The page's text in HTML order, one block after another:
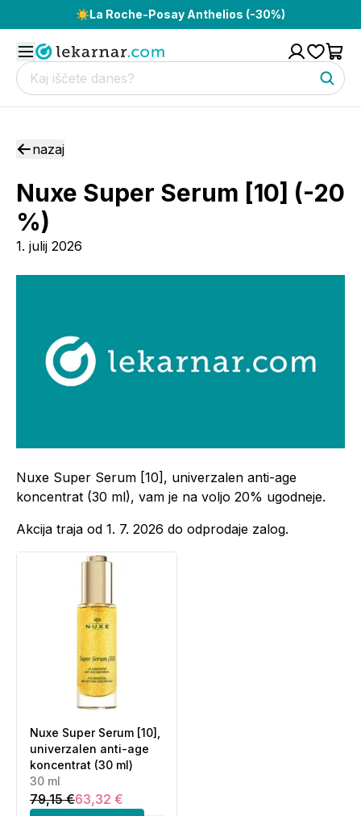
☀️La Roche-Posay Anthelios (-30%)
nazaj
Nuxe Super Serum [10] (-20
%)
1. julij 2026
Nuxe Super Serum [10], univerzalen anti-age
koncentrat (30 ml), vam je na voljo 20% ugodneje.
Akcija traja od 1. 7. 2026 do odprodaje zalog.
Nuxe Super Serum [10],
univerzalen anti-age
koncentrat (30 ml)
30 ml
79,15 €63,32 €